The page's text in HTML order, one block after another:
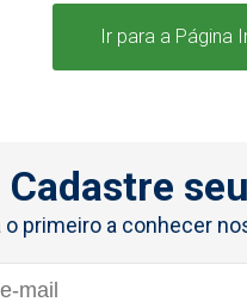
Ir para a Página
Cadastre
o primeiro a conhecer